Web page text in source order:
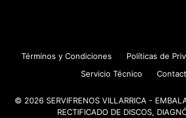
Términos y Condiciones Políticas de
Servicio Técnico
© 2026 SERVIFRENOS VILLARRICA -
RECTIFICADO DE DISCOS,